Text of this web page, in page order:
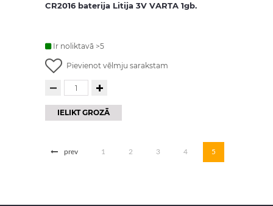
CR2016 baterija Litija 3V VARTA 1gb.
Ir noliktavā >5
Pievienot vēlmju sarakstam
IELIKT GROZĀ
prev 1 2 3 4 5